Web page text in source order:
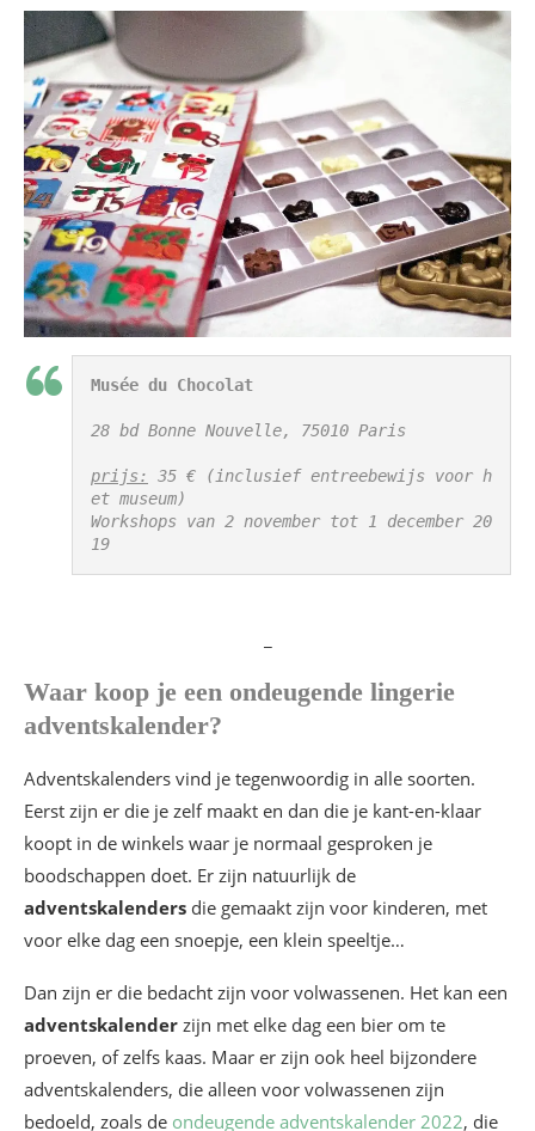
Musée du Chocolat
28 bd Bonne Nouvelle, 75010 Paris
prijs:
35 € (inclusief entreebewijs voor h
et museum)
Workshops van 2 november tot 1 december 20
19
Waar koop je een ondeugende lingerie
adventskalender?
Adventskalenders vind je tegenwoordig in alle soorten.
Eerst zijn er die je zelf maakt en dan die je kant-en-klaar
koopt in de winkels waar je normaal gesproken je
boodschappen doet. Er zijn natuurlijk de
adventskalenders die gemaakt zijn voor kinderen, met
voor elke dag een snoepje, een klein speeltje…
Dan zijn er die bedacht zijn voor volwassenen. Het kan een
adventskalender zijn met elke dag een bier om te
proeven, of zelfs kaas. Maar er zijn ook heel bijzondere
adventskalenders, die alleen voor volwassenen zijn
bedoeld, zoals de ondeugende adventskalender 2022, die